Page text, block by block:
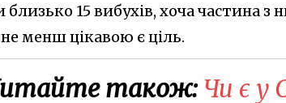
близько 15 вибухів, хоча частина
менш цікавою є ціль.
також: Чи є